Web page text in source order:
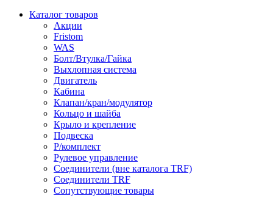
Каталог товаров
Акции
Fristom
WAS
Болт/Втулка/Гайка
Выхлопная система
Двигатель
Кабина
Клапан/кран/модулятор
Кольцо и шайба
Крыло и крепление
Подвеска
Р/комплект
Рулевое управление
Соединители (вне каталога TRF)
Соединители TRF
Сопутствующие товары